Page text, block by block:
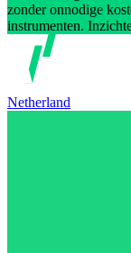
zonder onnodige
instrumenten.
Netherland